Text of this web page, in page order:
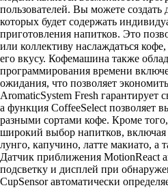
пользователей. Вы можете
которых будет содержать
приготовления напитков. Это
или коллективу наслаждаться
его вкусу. Кофемашина также
программирования времени
ожидания, что позволяет
AromaticSystem Fresh гарантирует
а функция CoffeeSelect позволяет
разными сортами кофе. Кроме
широкий выбор напитков, включая
лунго, капучино, латте макиато, а
Датчик приближения MotionReact
подсветку и дисплей при
CupSensor автоматически